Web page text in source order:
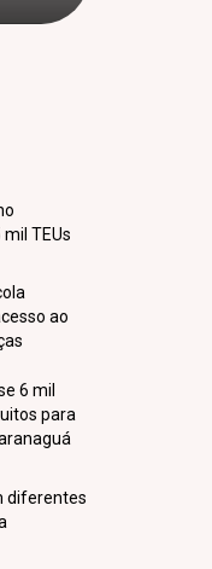
TEUs
ao
6 mil
para
diferentes